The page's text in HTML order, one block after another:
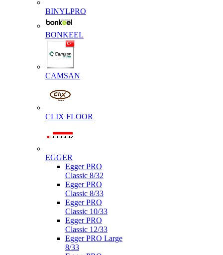
BINYLPRO
BONKEEL
CAMSAN
CLIX FLOOR
EGGER
Egger PRO
Classic 8/32
Egger PRO
Classic 8/33
Egger PRO
Classic 10/33
Egger PRO
Classic 12/33
Egger PRO Large
8/33